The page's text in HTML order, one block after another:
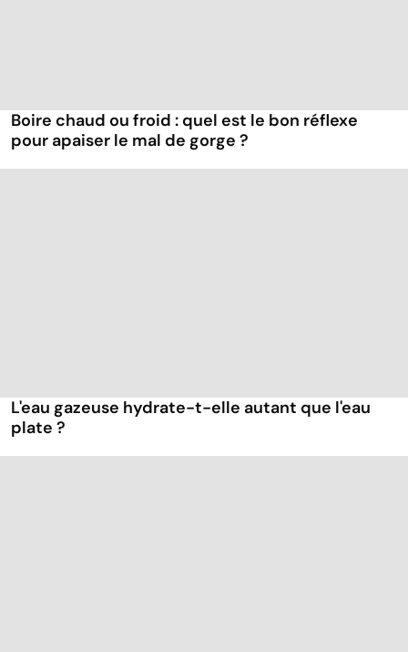
Boire chaud ou froid : quel est le bon réflexe
pour apaiser le mal de gorge ?
L'eau gazeuse hydrate-t-elle autant que l'eau
plate ?